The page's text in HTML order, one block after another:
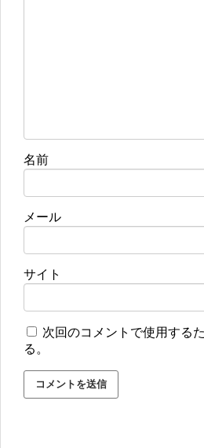
名前
メール
サイト
次回のコメントで使用する
る。